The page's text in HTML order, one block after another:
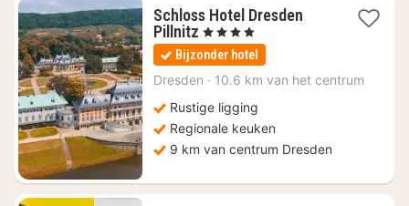
Schloss Hotel Dresden
Pillnitz 1
nacht
vanaf
€
, 4 Sterren
Bijzonder hotel
Dresden · 10.6 km van het centrum
Rustige ligging
Regionale keuken
9 km van centrum Dresden